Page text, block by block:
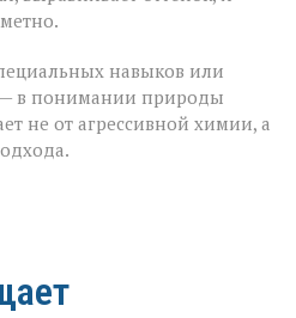
навыков или
— в понимании природы
не от агрессивной химии, а